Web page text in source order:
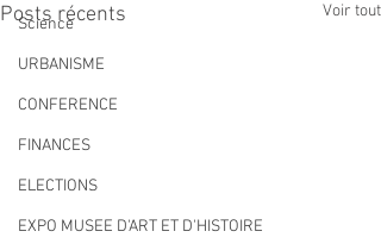
Science
URBANISME
CONFERENCE
FINANCES
ELECTIONS
EXPO MUSEE D'ART ET D'HISTOIRE
Posts récents Voir tout